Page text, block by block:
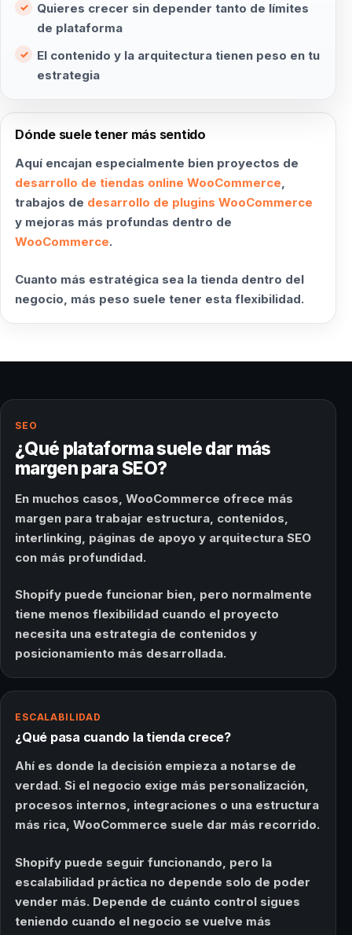
Quieres crecer sin depender tanto de límites
de plataforma
El contenido y la arquitectura tienen peso en tu
estrategia
Dónde suele tener más sentido
Aquí encajan especialmente bien proyectos de
desarrollo de tiendas online WooCommerce,
trabajos de desarrollo de plugins WooCommerce
y mejoras más profundas dentro de
WooCommerce.
Cuanto más estratégica sea la tienda dentro del
negocio, más peso suele tener esta flexibilidad.
SEO
¿Qué plataforma suele dar más
margen para SEO?
En muchos casos, WooCommerce ofrece más
margen para trabajar estructura, contenidos,
interlinking, páginas de apoyo y arquitectura SEO
con más profundidad.
Shopify puede funcionar bien, pero normalmente
tiene menos flexibilidad cuando el proyecto
necesita una estrategia de contenidos y
posicionamiento más desarrollada.
ESCALABILIDAD
¿Qué pasa cuando la tienda crece?
Ahí es donde la decisión empieza a notarse de
verdad. Si el negocio exige más personalización,
procesos internos, integraciones o una estructura
más rica, WooCommerce suele dar más recorrido.
Shopify puede seguir funcionando, pero la
escalabilidad práctica no depende solo de poder
vender más. Depende de cuánto control sigues
teniendo cuando el negocio se vuelve más